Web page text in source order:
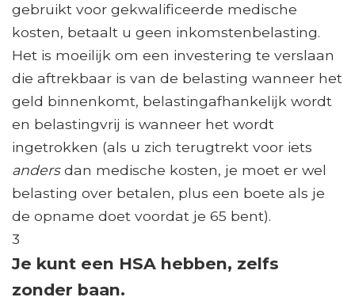
gebruikt voor gekwalificeerde medische
kosten, betaalt u geen inkomstenbelasting.
Het is moeilijk om een ​​investering te verslaan
die aftrekbaar is van de belasting wanneer het
geld binnenkomt, belastingafhankelijk wordt
en belastingvrij is wanneer het wordt
ingetrokken (als u zich terugtrekt voor iets
andersdan medische kosten, je moet er wel
belasting over betalen, plus een boete als je
de opname doet voordat je 65 bent).
3
Je kunt een HSA hebben, zelfs
zonder baan.